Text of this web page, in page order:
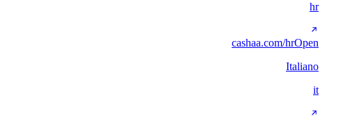
hr
cashaa.com/hrOpen
Italiano
it